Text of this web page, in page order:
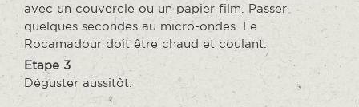
avec un couvercle ou un papier film. Passer
quelques secondes au micro-ondes. Le
Rocamadour doit être chaud et coulant.
Etape 3
Déguster aussitôt.